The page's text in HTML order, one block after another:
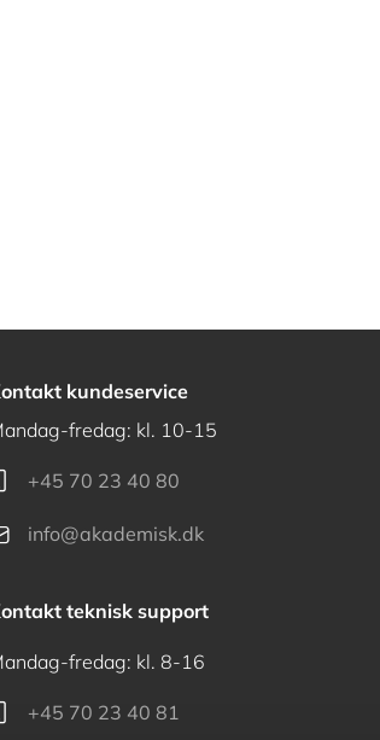
kundeservice
fredag: kl. 10-15
+45 70 23 40 80
info@akademisk.dk
teknisk support
fredag: kl. 8-16
+45 70 23 40 81